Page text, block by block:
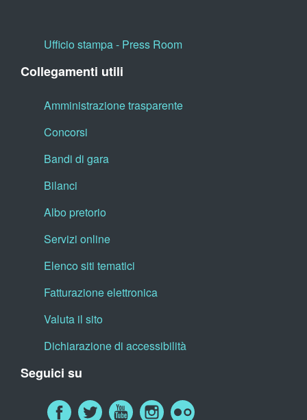
Ufficio stampa - Press Room
Collegamenti utili
Amministrazione trasparente
Concorsi
Bandi di gara
Bilanci
Albo pretorio
Servizi online
Elenco siti tematici
Fatturazione elettronica
Valuta il sito
Dichiarazione di accessibilità
Seguici su